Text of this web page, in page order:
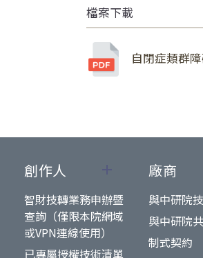
檔案下載
自閉症類群
創作人
智財技轉業務申辦暨
查詢（僅限本院網域
或VPN連線使用）
已專屬授權技術清單
廠商
與中研院
與中研院
制式契約